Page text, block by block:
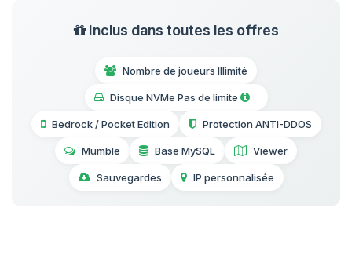
Inclus dans toutes les offres
Nombre de joueurs Illimité
Disque NVMe Pas de limite
Bedrock / Pocket Edition Protection ANTI-DDOS
Mumble Base MySQL Viewer
Sauvegardes IP personnalisée